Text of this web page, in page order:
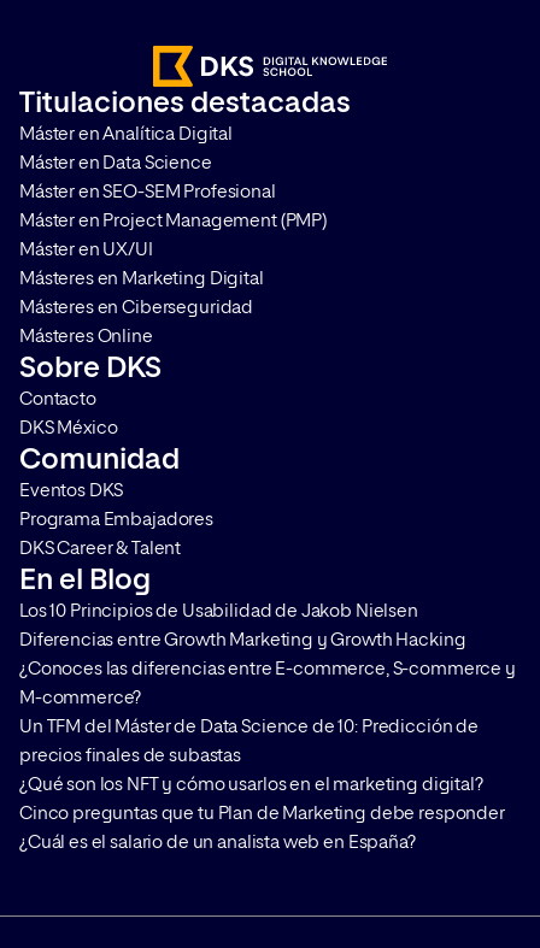
sea imprescindible realizar una
correcta gestión del
consentimiento. Te contamos
qué es Google Consent Mode […]
Titulaciones destacadas
Máster en Analítica Digital
Máster en Data Science
Máster en SEO-SEM Profesional
Máster en Project Management (PMP)
Máster en UX/UI
Másteres en Marketing Digital
Másteres en Ciberseguridad
Másteres Online
Sobre DKS
Contacto
DKS México
Comunidad
Eventos DKS
Programa Embajadores
DKS Career & Talent
En el Blog
Los 10 Principios de Usabilidad de Jakob Nielsen
Diferencias entre Growth Marketing y Growth Hacking
¿Conoces las diferencias entre E-commerce, S-commerce y
M-commerce?
Un TFM del Máster de Data Science de 10: Predicción de
precios finales de subastas
¿Qué son los NFT y cómo usarlos en el marketing digital?
Cinco preguntas que tu Plan de Marketing debe responder
¿Cuál es el salario de un analista web en España?